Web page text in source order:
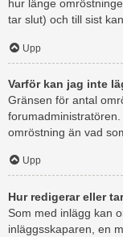
hur länge
tar slut) och till sist
Upp
Varför kan jag inte
Gränsen för antal
omröstning än vad
Upp
Hur redigerar eller
Som med inlägg kan
inläggsskaparen, en